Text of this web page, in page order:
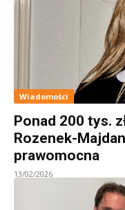
Wiadomości
Ponad 200 tys.
Rozenek-
prawomocna
13/02/2026